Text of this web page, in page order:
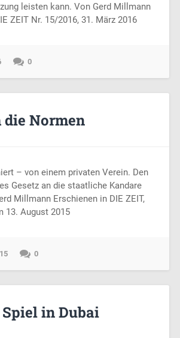
leisten kann. Von Gerd Millmann
ZEIT Nr. 15/2016, 31. März 2016
0
Normen
– von einem privaten Verein. Den
Gesetz an die staatliche Kandare
Millmann Erschienen in DIE ZEIT,
13. August 2015
0
in Dubai